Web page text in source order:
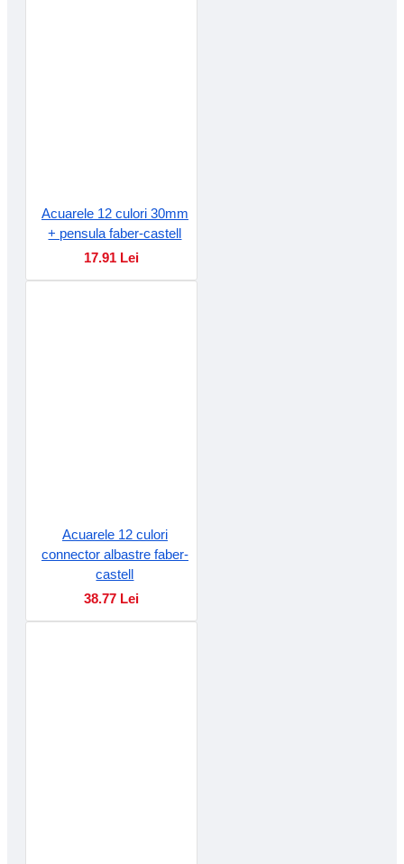
Acuarele 12 culori 30mm
+ pensula faber-castell
17.91 Lei
Acuarele 12 culori
connector albastre faber-
castell
38.77 Lei